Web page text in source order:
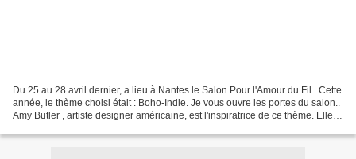
Du 25 au 28 avril dernier, a lieu à Nantes le Salon Pour l'Amour du Fil . Cette
année, le thème choisi était : Boho-Indie. Je vous ouvre les portes du salon..
Amy Butler , artiste designer américaine, est l'inspiratrice de ce thème. Elle